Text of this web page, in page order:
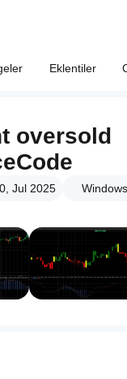
Eklentiler
oversold
Jul 2025